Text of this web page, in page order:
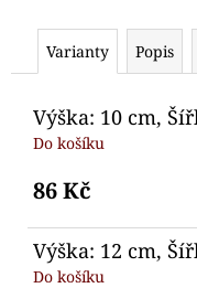
Varianty Popis
Výška: 10 cm,
Do košíku
86 Kč
Výška: 12 cm,
Do košíku
VYKRAJOVÁTKO
MEDVÍDEK
Kč